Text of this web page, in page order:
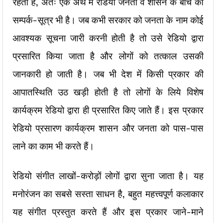
सम्पर्क-सूत्र भी है। जब कभी सरकार को जनता के नाम कोई
आवश्यक सूचना जारी करनी होती है तो उसे रेडियो द्वारा
प्रसारित किया जाता है और लोगों को तत्काल उसकी
जानकारी हो जाती है। जब भी देश में किसी प्रकार की
आपातस्थिति उठ खड़ी होती है तो लोगों के लिये विशेष
कार्यक्रम रेडियो द्वारा ही प्रसारित किए जाते हैं। इस प्रकार
रेडियो प्रसारण कार्यक्रम शासन और जनता को पास-पास
लाने का काम भी करते हैं।
रेडियो संगीत लाखों-करोड़ों लोगों द्वारा सुना जाता है। यह
मनोरंजन का सबसे सस्ता साधन है, बहुत महत्त्वपूर्ण कलाकार
यह संगीत प्रस्तुत करते हैं और इस प्रकार जाने-माने